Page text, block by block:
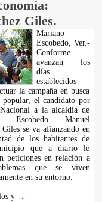
Giles.
Mariano
Escobedo, Ver.-
Conforme
avanzan los
días
establecidos
la campaña en busca
popular, el candidato por
a la alcaldía de
Escobedo Manuel
Giles se va afianzando en
de los habitantes de
que a diario le
peticiones en relación a
que se viven
en su entorno.
y